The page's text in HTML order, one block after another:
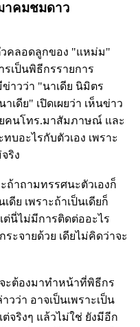
าคมชมดาว
วคลอดลูกของ "แหม่ม"
เป็นพิธีกรรายการ
าวว่า "นาเดีย นิมิตร
ดีย" เปิดเผยว่า เห็นข่าว
คนโทร.มาสัมภาษณ์ และ
บอะไรกับตัวเอง เพราะ
ริง
ะถ้าถามทรรศนะตัวเองก็
ย เพราะถ้าเป็นเดียก็
ต่นี่ไม่มีการติดต่ออะไร
ะจายด้วย เดียไม่คิดว่าจะ
ะต้องมาทำหน้าที่พิธีกร
ว่า อาจเป็นเพราะเป็น
ริงๆ แล้วไม่ใช่ ยังมีอีก